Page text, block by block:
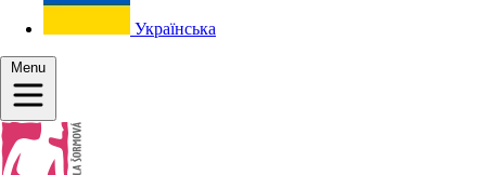
Українська
Menu